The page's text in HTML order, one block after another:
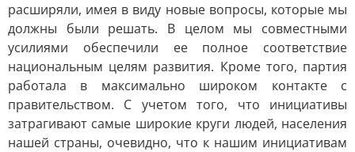
расширяли, имея в виду новые вопросы, которые мы
должны были решать. В целом мы совместными
усилиями обеспечили ее полное соответствие
национальным целям развития. Кроме того, партия
работала в максимально широком контакте с
правительством. С учетом того, что инициативы
затрагивают самые широкие круги людей, населения
нашей страны, очевидно, что к нашим инициативам